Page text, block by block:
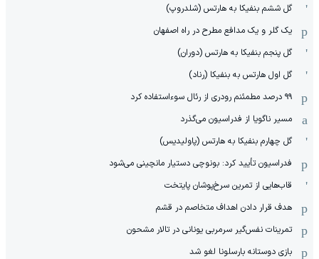
گل ششم بنفیکا به هارتس (شلدروپ)
یک گلر و یک مدافع مطرح در راه اصفهان
گل پنجم بنفیکا به هارتس (دوران)
گل اول هارتس به بنفیکا (رناد)
۹۹ درصد مطمئنم رودری از رئال سوءاستفاده کرد
مسیر ناگویا از فدراسیون می‌گذرد
گل چهارم بنفیکا به هارتس (پاولیدیس)
فدراسیون تأیید کرد: بونوچی دستیار مانچینی می‌شود
قاب‌هایی از تمرین سرخ‌پوشان پایتخت
هدف قرار دادن اهداف متخاصم در قشم
‏تمرینات نفس‌گیر سرمربی یونانی در تالار مشحون
بازی دوستانه بارسلونا لغو شد